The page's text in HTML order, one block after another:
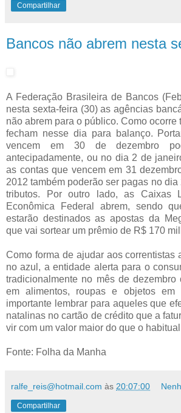
Compartilhar
Bancos não abrem nesta
A Federação Brasileira de Bancos
nesta sexta-feira (30) as agências
não abrem para o público. Como ocorre
fecham nesse dia para balanço.
vencem em 30 de dezembro
antecipadamente, ou no dia 2 de
as contas que vencem em 31
2012 também poderão ser pagas no
tributos. Por outro lado, as Caixas
Econômica Federal abrem, sendo
estarão destinados as apostas da
que vai sortear um prêmio de R$ 170
Como forma de ajudar aos correntistas
no azul, a entidade alerta para o
tradicionalmente no mês de
em alimentos, roupas e objetos em
importante lembrar para aqueles que
natalinas no cartão de crédito que a
vir com um valor maior do que o
Fonte: Folha da Manha
ralfe_reis@hotmail.com às 20:07:00
Compartilhar